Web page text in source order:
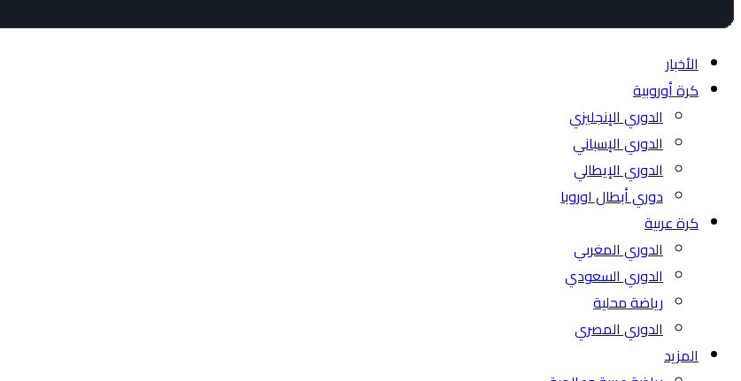
الأخبار
كرة أوروبية
الدوري الإنجليزي
الدوري الإسباني
الدوري الإيطالي
دوري أبطال اوروبا
كرة عربية
الدوري المغربي
الدوري السعودي
رياضة محلية
الدوري المصري
المزيد